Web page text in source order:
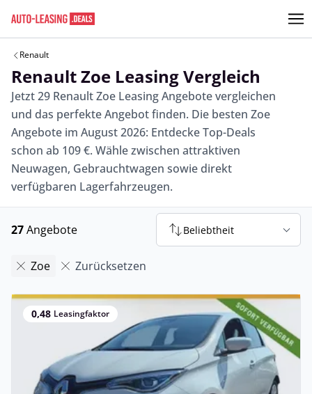
Renault
Renault Zoe Leasing Vergleich
Jetzt 29 Renault Zoe Leasing Angebote vergleichen
und das perfekte Angebot finden. Die besten Zoe
Angebote im August 2026: Entdecke Top-Deals
schon ab 109 €. Wähle zwischen attraktiven
Neuwagen, Gebrauchtwagen sowie direkt
verfügbaren Lagerfahrzeugen.
27Angebote Beliebtheit
Zoe Zurücksetzen
0,48 Leasingfaktor